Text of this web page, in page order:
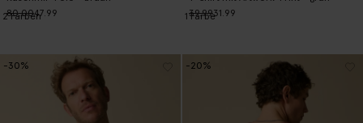
80.0047.99
2Farben
39.9931.99
1Farbe
-30% -20%